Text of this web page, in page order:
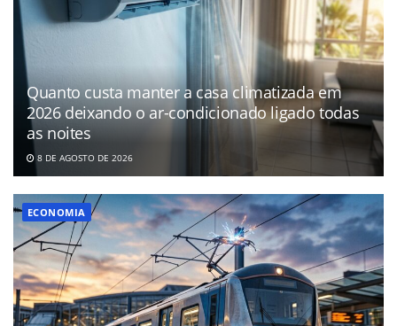
Quanto custa manter a casa climatizada em
2026 deixando o ar-condicionado ligado todas
as noites
8 DE AGOSTO DE 2026
ECONOMIA